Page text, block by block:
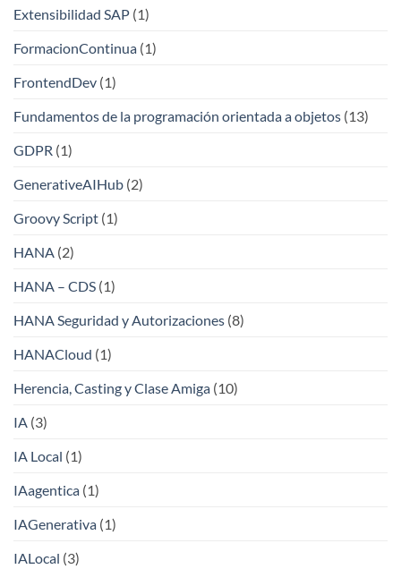
Extensibilidad SAP (1)
FormacionContinua (1)
FrontendDev (1)
Fundamentos de la programación orientada a objetos (13)
GDPR (1)
GenerativeAIHub (2)
Groovy Script (1)
HANA (2)
HANA – CDS (1)
HANA Seguridad y Autorizaciones (8)
HANACloud (1)
Herencia, Casting y Clase Amiga (10)
IA (3)
IA Local (1)
IAagentica (1)
IAGenerativa (1)
IALocal (3)